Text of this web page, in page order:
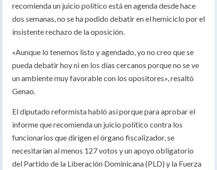
recomienda un juicio político está en agenda desde hace
dos semanas, no se ha podido debatir en el hemiciclo por el
insistente rechazo de la oposición.
«Aunque lo tenemos listo y agendado, yo no creo que se
pueda debatir hoy ni en los días cercanos porque no se ve
un ambiente muy favorable con los opositores», resaltó
Genao.
El diputado reformista habló así porque para aprobar el
informe que recomienda un juicio político contra los
funcionarios que dirigen el órgano fiscalizador, se
necesitarían al menos 127 votos y un apoyo obligatorio
del Partido de la Liberación Dominicana (PLD) y la Fuerza